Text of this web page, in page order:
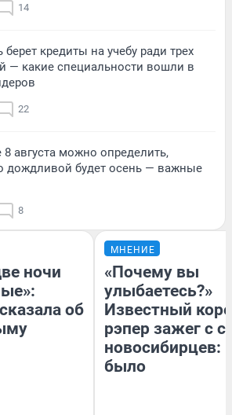
14
кредиты на учебу ради трех
— какие специальности вошли в
22
8 августа можно определить,
дождливой будет осень — важные
8
ночи
об
МНЕНИЕ
«Почему вы
улыбаетесь?»
Известный
рэпер зажег с
новосибирцев:
было